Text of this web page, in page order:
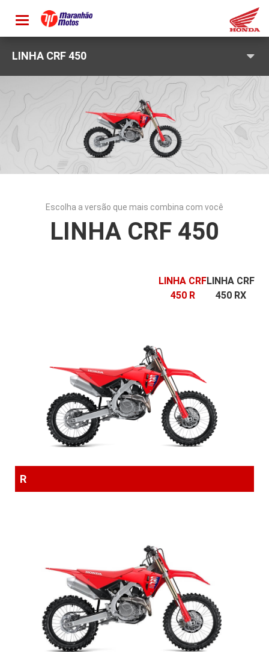
Toggle
LINHA CRF 450
Escolha a versão que mais combina com você
LINHA CRF 450
LINHA CRF
450 R
LINHA CRF
450 RX
R